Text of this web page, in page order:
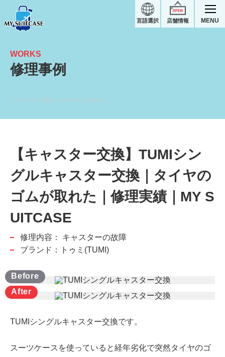
店舗情報
言語選択 MENU
WORKS
修理事例
【キャスター交換】TUMIシン
グルキャスター交換｜タイヤの
ゴムが取れた｜修理実績｜MY S
UITCASE
修理内容：
キャスターの故障
ブランド：トゥミ(TUMI)
TUMIシングルキャスター交換です。
スーツケースを使っていると経年劣化で突然タイヤのゴ